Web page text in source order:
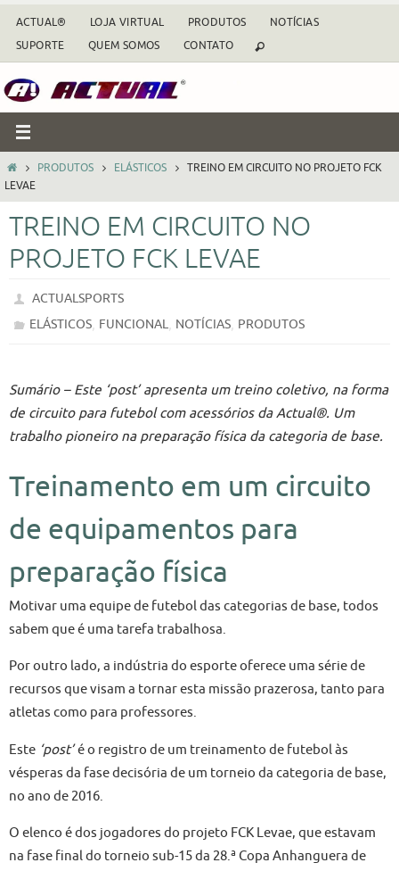
Skip
content
ACTUAL® LOJA VIRTUAL PRODUTOS
NOTÍCIAS
SUPORTE
QUEM SOMOS CONTATO
HOMEPRODUTOS ELÁSTICOS
TREINO EM CIRCUITO NO PROJETO FCK
LEVAE
TREINO EM CIRCUITO NO
PROJETO FCK LEVAE
ACTUALSPORTS
ELÁSTICOS, FUNCIONAL, NOTÍCIAS, PRODUTOS
Sumário – Este ‘post’ apresenta um treino coletivo, na forma
de circuito para futebol com acessórios da Actual®. Um
trabalho pioneiro na preparação física da categoria de base.
Treinamento em um circuito
de equipamentos para
preparação física
Motivar uma equipe de futebol das categorias de base, todos
sabem que é uma tarefa trabalhosa.
Por outro lado, a indústria do esporte oferece uma série de
recursos que visam a tornar esta missão prazerosa, tanto para
atletas como para professores.
Este ‘post’é o registro de um treinamento de futebol às
vésperas da fase decisória de um torneio da categoria de base,
no ano de 2016.
O elenco é dos jogadores do projeto FCK Levae, que estavam
na fase final do torneio sub-15 da 28.ª Copa Anhanguera de